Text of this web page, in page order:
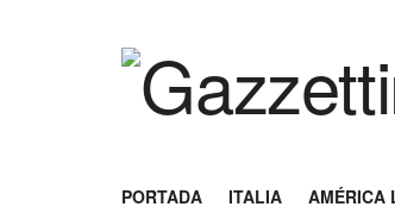
PORTADA ITALIA AMÉRICA